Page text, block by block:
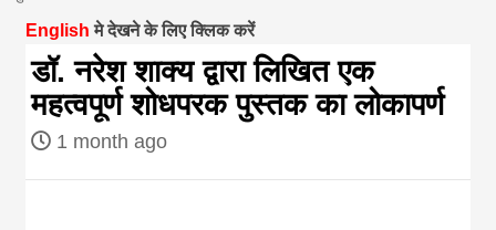
first hindi
magazine of
Nepal brings
English मे देखने के लिए क्लिक करें
डॉ. नरेश शाक्य द्वारा लिखित एक
महत्वपूर्ण शोधपरक पुस्तक का लोकापर्ण
1 month ago